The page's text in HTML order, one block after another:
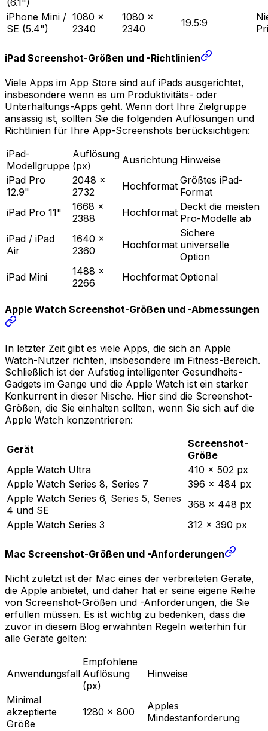
(6.1")
iPhone Mini /
SE (5.4")
1080 ×
2340
1080 ×
2340
19.5:9
iPad Screenshot-Größen und -Richtlinien
Viele Apps im App Store sind auf iPads ausgerichtet,
insbesondere wenn es um Produktivitäts- oder
Unterhaltungs-Apps geht. Wenn dort Ihre Zielgruppe
ansässig ist, sollten Sie die folgenden Auflösungen und
Richtlinien für Ihre App-Screenshots berücksichtigen:
iPad-
Modellgruppe
Auflösung
(px)
Ausrichtung Hinweise
iPad Pro
12.9"
2048 ×
2732
Hochformat Größtes iPad-
Format
iPad Pro 11"
1668 ×
2388
Hochformat Deckt die meisten
Pro-Modelle ab
iPad / iPad
Air
1640 ×
2360
Hochformat
Sichere
universelle
Option
iPad Mini
1488 ×
2266
Hochformat Optional
Apple Watch Screenshot-Größen und -Abmessungen
In letzter Zeit gibt es viele Apps, die sich an Apple
Watch-Nutzer richten, insbesondere im Fitness-Bereich.
Schließlich ist der Aufstieg intelligenter Gesundheits-
Gadgets im Gange und die Apple Watch ist ein starker
Konkurrent in dieser Nische. Hier sind die Screenshot-
Größen, die Sie einhalten sollten, wenn Sie sich auf die
Apple Watch konzentrieren:
Gerät
Screenshot-
Größe
Apple Watch Ultra
410 x 502 px
Apple Watch Series 8, Series 7
396 x 484 px
Apple Watch Series 6, Series 5, Series
4 und SE
368 x 448 px
Apple Watch Series 3
312 x 390 px
Mac Screenshot-Größen und -Anforderungen
Nicht zuletzt ist der Mac eines der verbreiteten Geräte,
die Apple anbietet, und daher hat er seine eigene Reihe
von Screenshot-Größen und -Anforderungen, die Sie
erfüllen müssen. Es ist wichtig zu bedenken, dass die
zuvor in diesem Blog erwähnten Regeln weiterhin für
alle Geräte gelten:
Anwendungsfall
Empfohlene
Auflösung
(px)
Hinweise
Minimal
akzeptierte
Größe
1280 × 800
Apples
Mindestanforderung